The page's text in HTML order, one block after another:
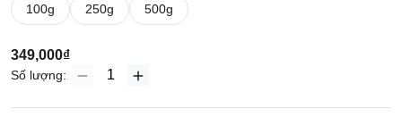
100g 250g 500g
349,000₫
Số lượng: